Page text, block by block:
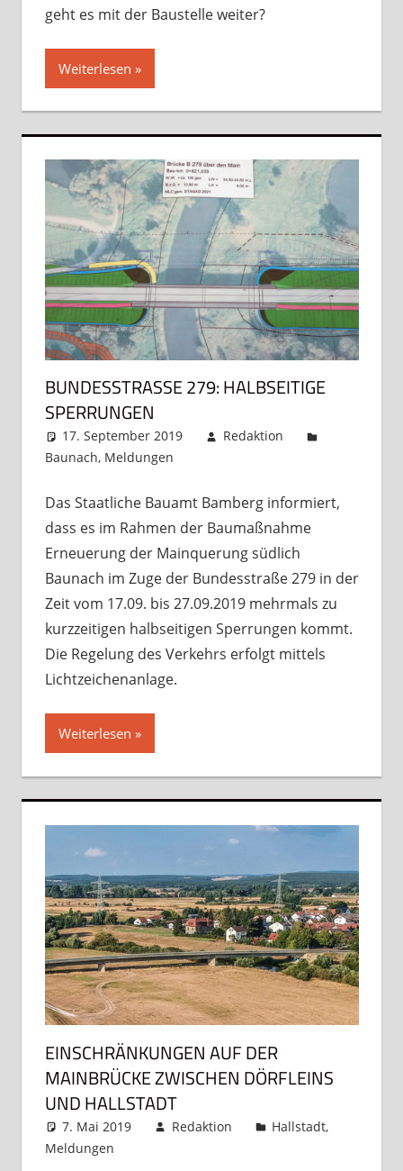
geht es mit der Baustelle weiter?
Weiterlesen
BUNDESSTRASSE 279: HALBSEITIGE S
PERRUNGEN
17. September 2019
Redaktion
Baunach, Meldungen
Das Staatliche Bauamt Bamberg informiert,
dass es im Rahmen der Baumaßnahme
Erneuerung der Mainquerung südlich
Baunach im Zuge der Bundesstraße 279 in der
Zeit vom 17.09. bis 27.09.2019 mehrmals zu
kurzzeitigen halbseitigen Sperrungen kommt.
Die Regelung des Verkehrs erfolgt mittels
Lichtzeichenanlage.
Weiterlesen
EINSCHRÄNKUNGEN AUF DER
MAINBRÜCKE ZWISCHEN DÖRFLEINS
UND HALLSTADT
7. Mai 2019 Redaktion Hallstadt,
Meldungen